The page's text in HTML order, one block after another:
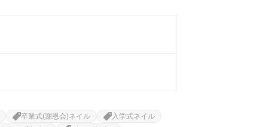
卒業式(謝恩会)ネイル
入学式ネイル